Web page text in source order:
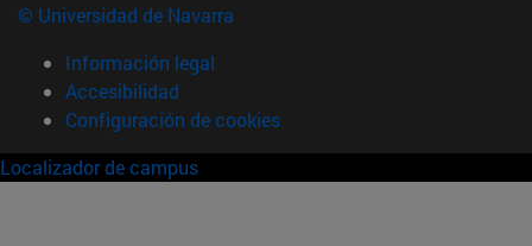
© Universidad de Navarra
Información legal
Accesibilidad
Configuración de cookies
Localizador de campus